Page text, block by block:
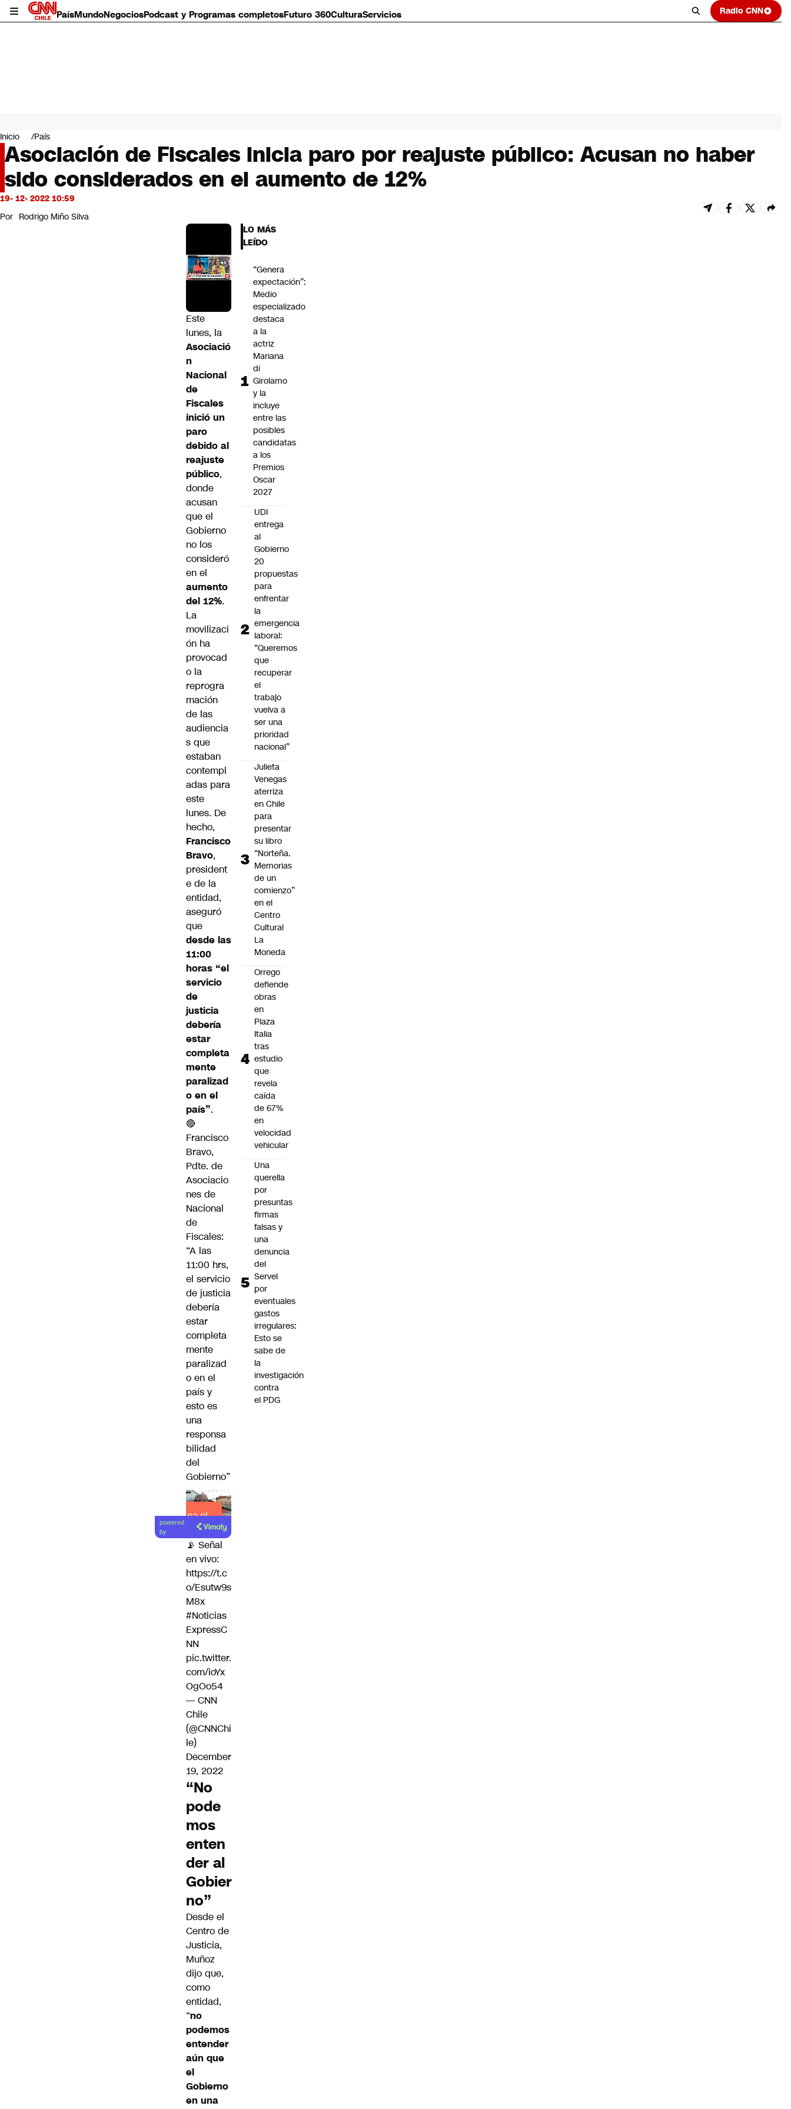
PaísMundoNegociosPodcast y Programas completosFuturo 360CulturaServicios Radio CNN
Mundo
Negocios
Deportes
Programas completos
Cultura
Servicios
Bits
CNN Data
Inicio País
Asociación de Fiscales inicia paro por reajuste público: Acusan no haber
sido considerados en el aumento de 12%
19- 12- 2022 10:59
Por Rodrigo Miño Silva
Este
lunes, la
Asociació
n
Nacional
de
Fiscales
inició un
paro
debido al
reajuste
público,
donde
acusan
que el
Gobierno
no los
consideró
en el
aumento
del 12%.
La
movilizaci
ón ha
provocad
o la
reprogra
mación
de las
audiencia
s que
estaban
contempl
adas para
este
lunes. De
hecho,
Francisco
Bravo,
president
e de la
entidad,
aseguró
que
desde las
11:00
horas “el
servicio
de
justicia
debería
estar
completa
mente
paralizad
o en el
país”.
🔴
Francisco
Bravo,
Pdte. de
Asociacio
nes de
Nacional
de
Fiscales:
“A las
11:00 hrs,
el servicio
de justicia
debería
estar
completa
mente
paralizad
o en el
país y
esto es
una
responsa
bilidad
del
Gobierno”
Lea el
artículo
powered
by
📡 Señal
en vivo:
https://t.c
o/Esutw9s
M8x
#Noticias
ExpressC
NN
pic.twitter.
com/ioYx
OgOo54
— CNN
Chile
(@CNNChi
le)
December
19, 2022
“No
pode
mos
enten
der al
Gobier
no”
Desde el
Centro de
Justicia,
Muñoz
dijo que,
como
entidad,
“no
podemos
entender
aún que
el
Gobierno
en una
LO MÁS
LEÍDO
“Genera
expectación”:
Medio
especializado
destaca
a la
actriz
Mariana
di
Girolamo
y la
incluye
entre las
posibles
candidatas
a los
Premios
Oscar
2027
UDI
entrega
al
Gobierno
20
propuestas
para
enfrentar
la
emergencia
laboral:
“Queremos
que
recuperar
el
trabajo
vuelva a
ser una
prioridad
nacional”
Julieta
Venegas
aterriza
en Chile
para
presentar
su libro
“Norteña.
Memorias
de un
comienzo”
en el
Centro
Cultural
La
Moneda
Orrego
defiende
obras
en
Plaza
Italia
tras
estudio
que
revela
caída
de 67%
en
velocidad
vehicular
Una
querella
por
presuntas
firmas
falsas y
una
denuncia
del
Servel
por
eventuales
gastos
irregulares:
Esto se
sabe de
la
investigación
contra
el PDG